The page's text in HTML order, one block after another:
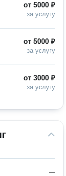
от 5000 ₽
за услугу
от 5000 ₽
за услугу
от 3000 ₽
за услугу
—